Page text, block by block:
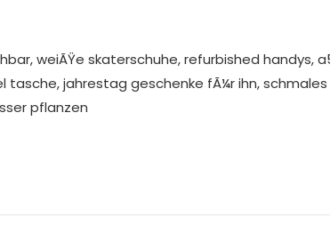
weiÃŸe skaterschuhe, refurbished handys,
tasche, jahrestag geschenke fÃ¼r ihn, schmales
pflanzen